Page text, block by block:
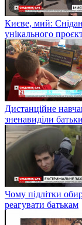
Києве, мий:
унікального
Дистанційне
зненавиділи батьки
Чому підлітки
реагувати батькам